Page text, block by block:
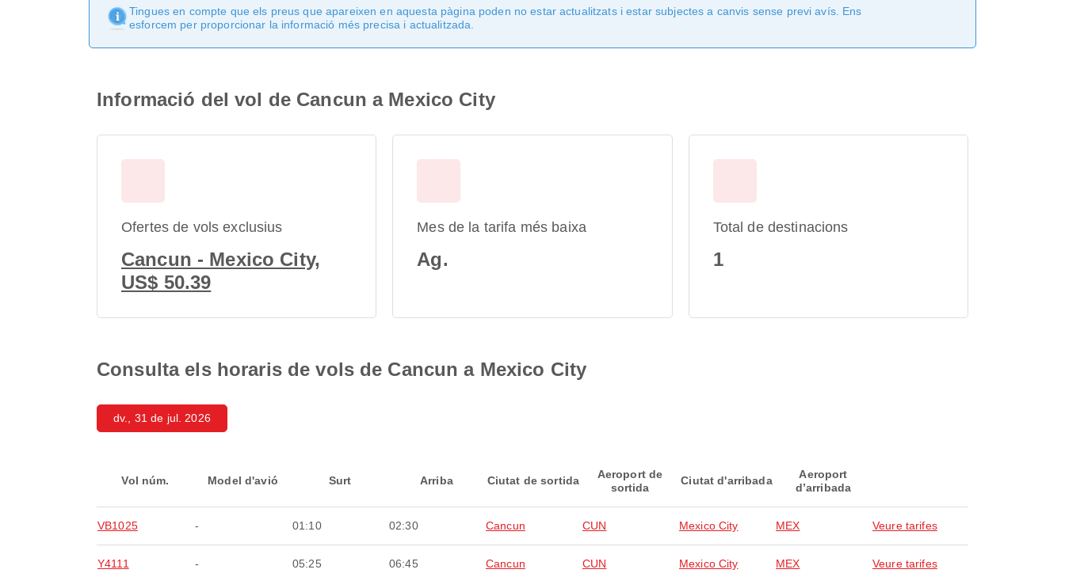
Tingues en compte que els preus que apareixen en aquesta pàgina poden no estar actualitzats i estar subjectes a canvis sense previ avís. Ens
esforcem per proporcionar la informació més precisa i actualitzada.
Informació del vol de Cancun a Mexico City
Ofertes de vols exclusius
Cancun - Mexico City,
US$ 50.39
Mes de la tarifa més baixa
Ag.
Total de destinacions
1
Consulta els horaris de vols de Cancun a Mexico City
dv., 31 de jul. 2026
Vol núm. Model d'avió Surt Arriba Ciutat de sortida
Aeroport de
sortida
Ciutat d'arribada
Aeroport
d’arribada
VB1025 - 01:10 02:30 Cancun CUN Mexico City MEX Veure tarifes
Y4111 - 05:25 06:45 Cancun CUN Mexico City MEX Veure tarifes